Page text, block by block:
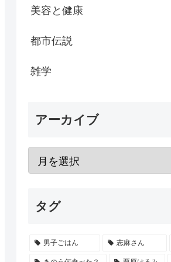
美容と健康
都市伝説
雑学
アーカイブ
タグ
男子ごはん 志麻さん